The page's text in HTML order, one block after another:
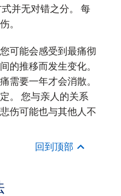
并无对错之分。 每
。
可能会感受到最痛彻
的推移而发生变化。
需要一年才会消散。
。 您与亲人的关系
伤可能也与其他人不
回到顶部